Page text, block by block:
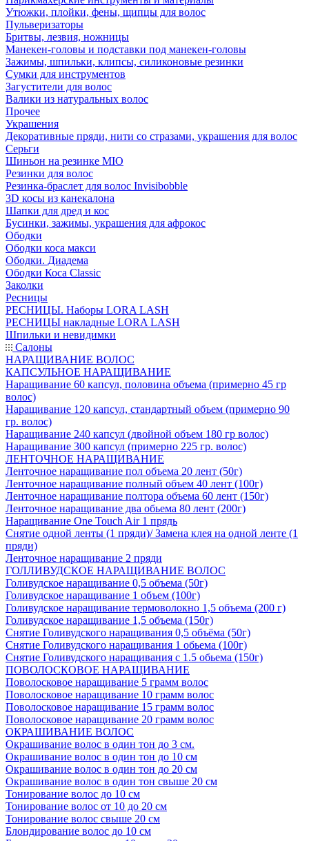
Утюжки, плойки, фены, щипцы для волос
Пульверизаторы
Бритвы, лезвия, ножницы
Манекен-головы и подставки под манекен-головы
Зажимы, шпильки, клипсы, силиконовые резинки
Сумки для инструментов
Загустители для волос
Валики из натуральных волос
Прочее
Украшения
Декоративные пряди, нити со стразами, украшения для волос
Серьги
Шиньон на резинке MIO
Резинки для волос
Резинка-браслет для волос Invisibobble
3D косы из канекалона
Шапки для дред и кос
Бусинки, зажимы, украшения для афрокос
Ободки
Ободки коса макси
Ободки. Диадема
Ободки Коса Classic
Заколки
Ресницы
РЕСНИЦЫ. Наборы LORA LASH
РЕСНИЦЫ накладные LORA LASH
Шпильки и невидимки
Салоны
НАРАЩИВАНИЕ ВОЛОС
КАПСУЛЬНОЕ НАРАЩИВАНИЕ
Наращивание 60 капсул, половина объема (примерно 45 гр
волос)
Наращивание 120 капсул, стандартный объем (примерно 90
гр. волос)
Наращивание 240 капсул (двойной объем 180 гр волос)
Наращивание 300 капсул (примерно 225 гр. волос)
ЛЕНТОЧНОЕ НАРАЩИВАНИЕ
Ленточное наращивание пол объема 20 лент (50г)
Ленточное наращивание полный объем 40 лент (100г)
Ленточное наращивание полтора объема 60 лент (150г)
Ленточное наращивание два обьема 80 лент (200г)
Наращивание One Touch Air 1 прядь
Снятие одной ленты (1 пряди)/ Замена клея на одной ленте (1
пряди)
Ленточное наращивание 2 пряди
ГОЛЛИВУДСКОЕ НАРАЩИВАНИЕ ВОЛОС
Голивудское наращивание 0,5 объема (50г)
Голивудское наращивание 1 объем (100г)
Голивудское наращивание термоволокно 1,5 объема (200 г)
Голивудское наращивание 1,5 объема (150г)
Снятие Голивудского наращивания 0,5 объёма (50г)
Снятие Голивудского наращивания 1 обьема (100г)
Снятие Голивудского наращивания с 1.5 обьема (150г)
ПОВОЛОСКОВОЕ НАРАЩИВАНИЕ
Поволосковое наращивание 5 грамм волос
Поволосковое наращивание 10 грамм волос
Поволосковое наращивание 15 грамм волос
Поволосковое наращивание 20 грамм волос
ОКРАШИВАНИЕ ВОЛОС
Окрашивание волос в один тон до 3 см.
Окрашивание волос в один тон до 10 см
Окрашивание волос в один тон до 20 см
Окрашивание волос в один тон свыше 20 см
Тонирование волос до 10 см
Тонирование волос от 10 до 20 см
Тонирование волос свыше 20 см
Блондирование волос до 10 см